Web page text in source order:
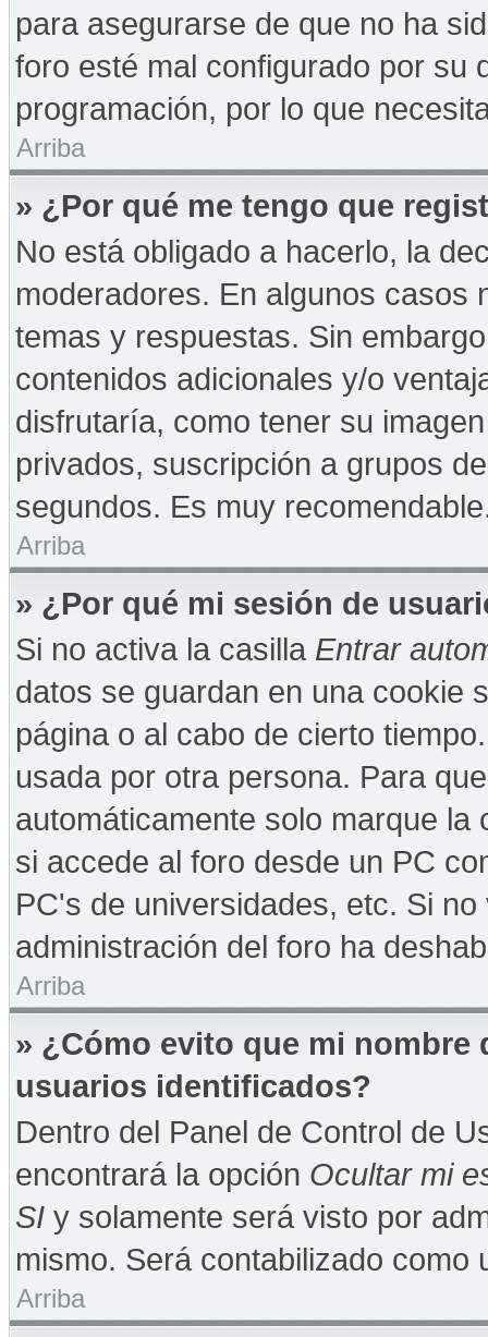
para asegurarse de que no ha
foro esté mal configurado por su
programación, por lo que
Arriba
» ¿Por qué me tengo que
No está obligado a hacerlo, la
moderadores. En algunos casos
temas y respuestas. Sin
contenidos adicionales y/o
disfrutaría, como tener su
privados, suscripción a grupos
segundos. Es muy
Arriba
» ¿Por qué mi sesión de
Si no activa la casilla Entrar
datos se guardan en una cookie
página o al cabo de cierto
usada por otra persona. Para
automáticamente solo marque
si accede al foro desde un PC
PC's de universidades, etc. Si
administración del foro ha
Arriba
» ¿Cómo evito que mi nombre
usuarios identificados?
Dentro del Panel de Control de
encontrará la opción Ocultar mi
SI y solamente será visto por
mismo. Será contabilizado como
Arriba